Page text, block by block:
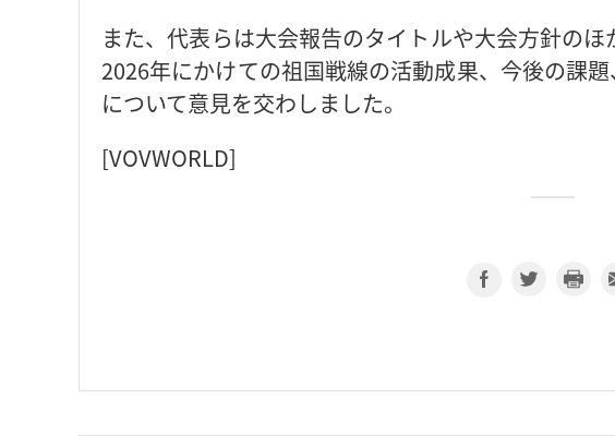
また、代表らは大会報告のタイトルや大会方針の
2026年にかけての祖国戦線の活動成果、今後の課
について意見を交わしました。
[VOVWORLD]